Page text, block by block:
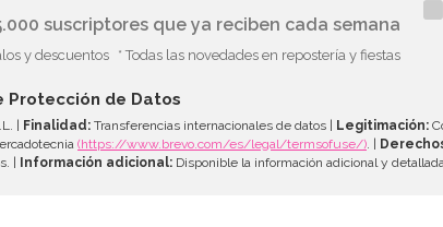
suscriptores que ya reciben cada semana
y descuentos * Todas las novedades en repostería y fiestas
Protección de Datos
| Finalidad: Transferencias internacionales de datos | Legitimación:
(https://www.brevo.com/es/legal/termsofuse/) . |
| Información adicional: Disponible la información adicional y